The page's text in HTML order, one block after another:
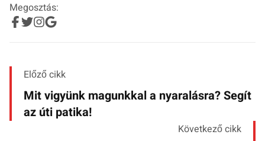
Megosztás:
Előző cikk
Mit vigyünk magunkkal a nyaralásra? Segít
az úti patika!
Következő cikk